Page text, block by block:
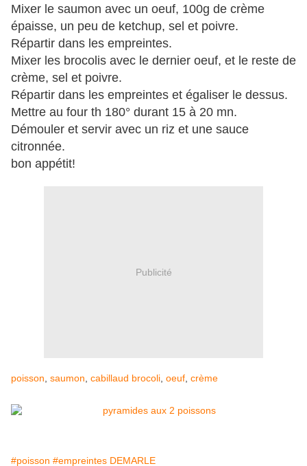
Mixer le saumon avec un oeuf, 100g de crème
épaisse, un peu de ketchup, sel et poivre.
Répartir dans les empreintes.
Mixer les brocolis avec le dernier oeuf, et le reste de
crème, sel et poivre.
Répartir dans les empreintes et égaliser le dessus.
Mettre au four th 180° durant 15 à 20 mn.
Démouler et servir avec un riz et une sauce
citronnée.
bon appétit!
Publicité
poisson saumon cabillaud brocoli oeuf crème
#poisson #empreintes DEMARLE